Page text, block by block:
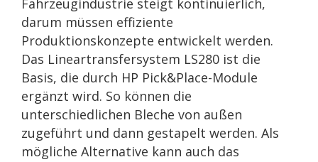
Fahrzeugindustrie steigt kontinuierlich,
darum müssen effiziente
Produktionskonzepte entwickelt werden.
Das Lineartransfersystem LS280 ist die
Basis, die durch HP Pick&Place-Module
ergänzt wird. So können die
unterschiedlichen Bleche von außen
zugeführt und dann gestapelt werden. Als
mögliche Alternative kann auch das